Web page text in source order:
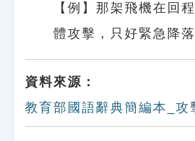
【例】那架飛機在回
體攻擊，只好緊急降落
資料來源：
教育部國語辭典簡編本_攻